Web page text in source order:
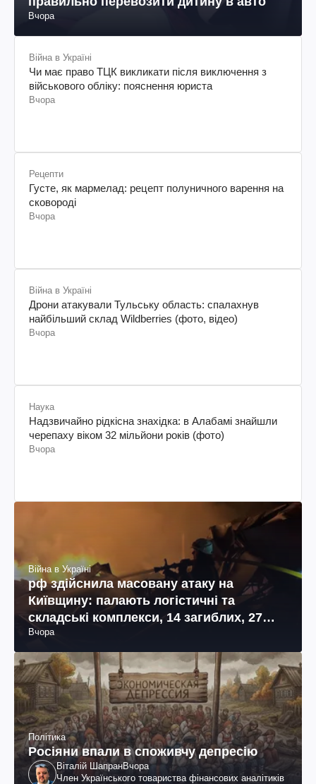
Вчора
Війна в Україні
Чи має право ТЦК викликати після виключення з
військового обліку: пояснення юриста
Вчора
Рецепти
Густе, як мармелад: рецепт полуничного варення на
сковороді
Вчора
Війна в Україні
Дрони атакували Тульську область: спалахнув
найбільший склад Wildberries (фото, відео)
Вчора
Наука
Надзвичайно рідкісна знахідка: в Алабамі знайшли
черепаху віком 32 мільйони років (фото)
Вчора
Війна в Україні
рф здійснила масовану атаку на
Київщину: палають логістичні та
складські комплекси, 14 загиблих, 27
поранених (фото, відео)
Вчора
Політика
Росіяни впали в споживчу депресію
Віталій ШапранВчора
Член Українського товариства фінансових аналітиків